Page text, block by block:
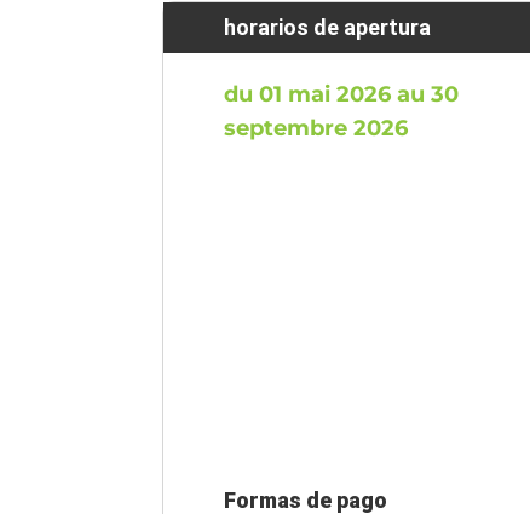
horarios de apertura
du 01 mai 2026 au 30
septembre 2026
Formas de pago